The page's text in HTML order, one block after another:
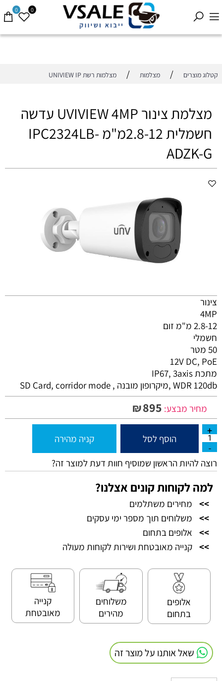
0 0
קטלוג מוצרים / מצלמות / מצלמות רשת UNIVIEW IP
מצלמת צינור UVIVIEW 4MP עדשה
חשמלית 2.8-12מ"מ IPC2324LB-
ADZK-G
צינור
4MP
2.8-12 מ"מ זום
חשמלי
50 מטר
12V DC, PoE
מתכת IP67, 3axis
WDR 120db ,מיקרופון מובנה , SD Card, corridor mode
מחיר מבצע:
₪895
הוסף לסל קניה מהירה
רוצה להיות הראשון שמוסיף חוות דעת למוצר זה?
למה לקוחות קונים אצלנו?
>>
מחירים משתלמים
>>
משלוחים תוך מספר ימי עסקים
>>
אלופים בתחום
>> קנייה מאובטחת ושירות לקוחות מעולה
אלופים
בתחום
משלוחים
מהירים
קנייה
מאובטחת
שאל אותנו על מוצר זה